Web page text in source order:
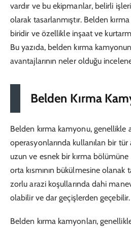
vardır ve bu ekipmanlar, belirli
olarak tasarlanmıştır. Belden
biridir ve özellikle inşaat ve
Bu yazıda, belden kırma
avantajlarının neler olduğu
Belden Kırma
Belden kırma kamyonu, genellikle
operasyonlarında kullanılan bir tür
uzun ve esnek bir kırma
orta kısmının bükülmesine olanak
zorlu arazi koşullarında dahi
olabilir ve dar geçişlerden geçebilir.
Belden kırma kamyonları,